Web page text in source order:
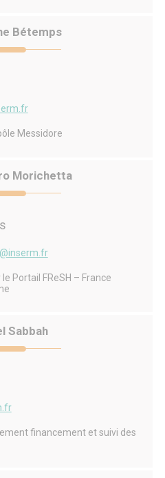
Bétemps
Messidore
Morichetta
Portail FReSH – France
Sabbah
financement et suivi des